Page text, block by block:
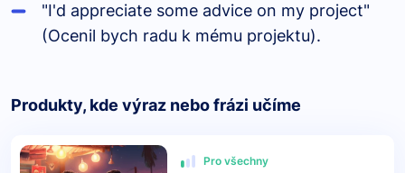
"I'd appreciate some advice on my project"
(Ocenil bych radu k mému projektu).
Produkty, kde výraz nebo frázi učíme
Pro všechny